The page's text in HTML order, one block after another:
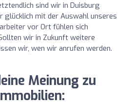
sind wir in Duisburg
glücklich mit der Auswahl unseres
vor Ort fühlen sich
wir in Zukunft weitere
wir, wen wir anrufen werden.
Meinung zu